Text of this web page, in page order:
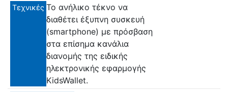
Τεχνικές Το ανήλικο τέκνο να
διαθέτει έξυπνη συσκευή
(smartphone) με πρόσβαση
στα επίσημα κανάλια
διανομής της ειδικής
ηλεκτρονικής εφαρμογής
KidsWallet.